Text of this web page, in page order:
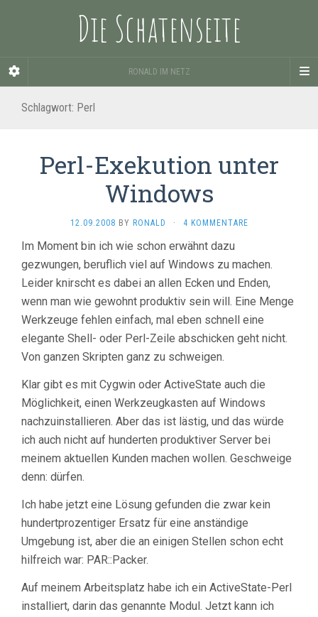
Die Schatenseite
RONALD IM NETZ
Schlagwort: Perl
Perl-Exekution unter
Windows
12.09.2008 BY RONALD · 4 KOMMENTARE
Im Moment bin ich wie schon erwähnt dazu
gezwungen, beruflich viel auf Windows zu machen.
Leider knirscht es dabei an allen Ecken und Enden,
wenn man wie gewohnt produktiv sein will. Eine Menge
Werkzeuge fehlen einfach, mal eben schnell eine
elegante Shell- oder Perl-Zeile abschicken geht nicht.
Von ganzen Skripten ganz zu schweigen.
Klar gibt es mit Cygwin oder ActiveState auch die
Möglichkeit, einen Werkzeugkasten auf Windows
nachzuinstallieren. Aber das ist lästig, und das würde
ich auch nicht auf hunderten produktiver Server bei
meinem aktuellen Kunden machen wollen. Geschweige
denn: dürfen.
Ich habe jetzt eine Lösung gefunden die zwar kein
hundertprozentiger Ersatz für eine anständige
Umgebung ist, aber die an einigen Stellen schon echt
hilfreich war: PAR::Packer.
Auf meinem Arbeitsplatz habe ich ein ActiveState-Perl
installiert, darin das genannte Modul. Jetzt kann ich